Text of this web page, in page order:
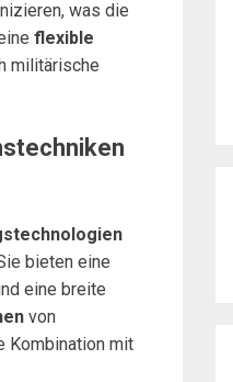
was die
flexible
militärische
bieten eine
eine breite
von
Kombination mit